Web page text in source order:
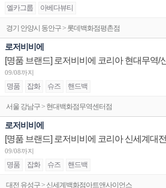
엘카그룹 아베다뷰티
경기 안양시 동안구 > 롯데백화점평촌점
로저비비에
09/08까지
명품 잡화 슈즈 핸드백
서울 강남구 > 현대백화점무역센터점
로저비비에
09/08까지
명품 잡화 슈즈 핸드백
대전 유성구 > 신세계백화점아트앤사이언스